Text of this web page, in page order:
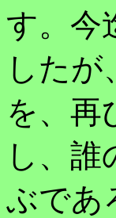
す。今
した
を、再
し、
ぶであ